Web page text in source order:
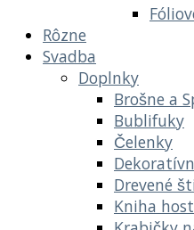
Rôzne
Svadba
Doplnky
Brošne a
Bublifuky
Čelenky
Drevené
Kniha